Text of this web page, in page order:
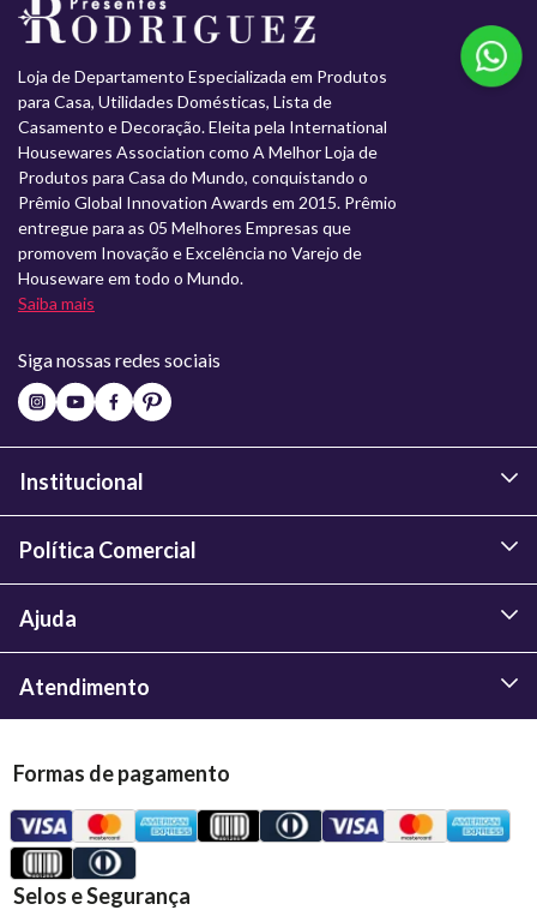
Loja de Departamento Especializada em Produtos
para Casa, Utilidades Domésticas, Lista de
Casamento e Decoração. Eleita pela International
Housewares Association como A Melhor Loja de
Produtos para Casa do Mundo, conquistando o
Prêmio Global Innovation Awards em 2015. Prêmio
entregue para as 05 Melhores Empresas que
promovem Inovação e Excelência no Varejo de
Houseware em todo o Mundo.
Saiba mais
Siga nossas redes sociais
Institucional
Política Comercial
Ajuda
Atendimento
Formas de pagamento
Selos e Segurança